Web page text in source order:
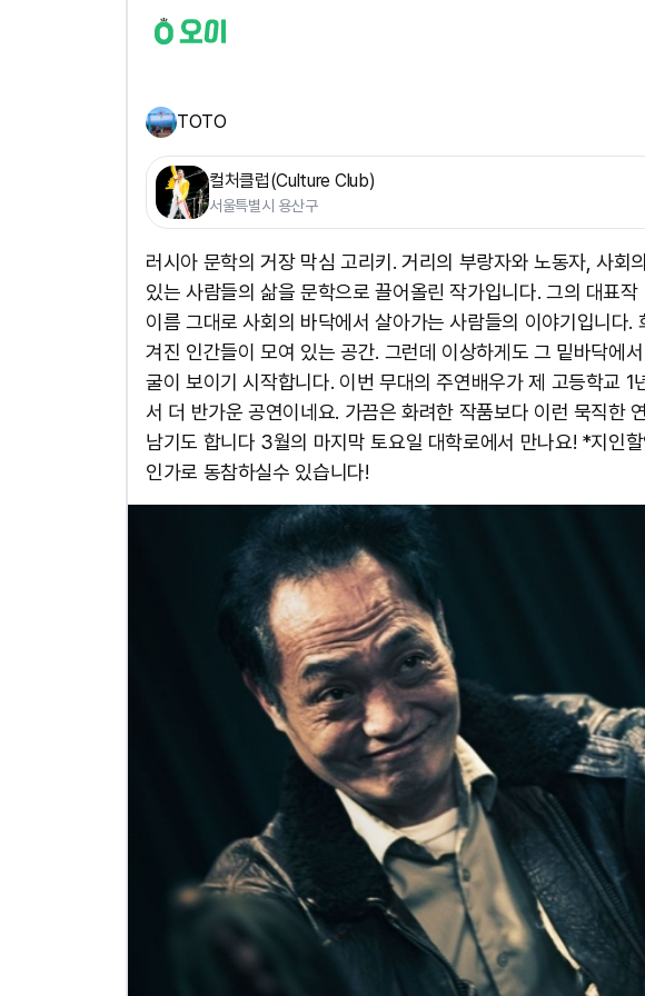
TOTO
컬처클럽(Culture Club)
서울특별시 용산구
러시아 문학의 거장 막심 고리키. 거리의 부랑자와 노동자, 사회
있는 사람들의 삶을 문학으로 끌어올린 작가입니다. 그의 대표
이름 그대로 사회의 바닥에서 살아가는 사람들의 이야기입니다.
겨진 인간들이 모여 있는 공간. 그런데 이상하게도 그 밑바닥에
굴이 보이기 시작합니다. 이번 무대의 주연배우가 제 고등학교 1
서 더 반가운 공연이네요. 가끔은 화려한 작품보다 이런 묵직한
남기도 합니다 3월의 마지막 토요일 대학로에서 만나요! *지인
인가로 동참하실수 있습니다! ​